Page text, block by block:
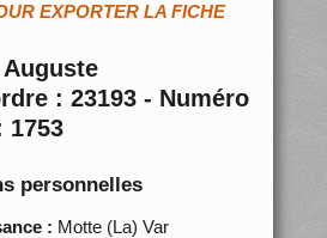
EXPORTER LA FICHE
: 23193 - Numéro
1753
personnelles
: Motte (La) Var